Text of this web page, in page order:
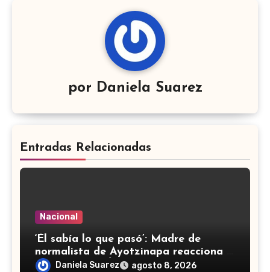
por Daniela Suarez
Entradas Relacionadas
Nacional
‘Él sabía lo que pasó’: Madre de
normalista de Ayotzinapa reacciona a
detención de Ángel ‘N’
Daniela Suarez agosto 8, 2026